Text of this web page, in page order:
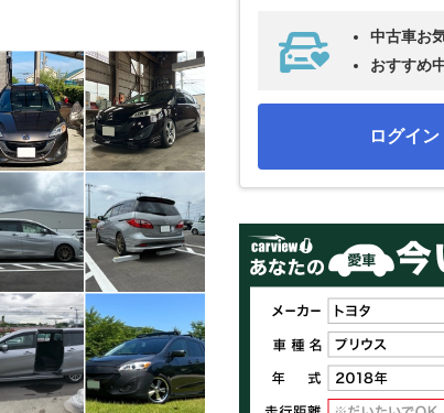
中古車お
おすすめ
ログイン